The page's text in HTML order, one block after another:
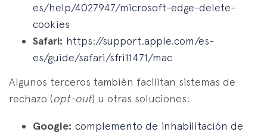
es/help/4027947/microsoft-edge-delete-
cookies
Safari: https://support.apple.com/es-
es/guide/safari/sfri11471/mac
Algunos terceros también facilitan sistemas de
rechazo (opt-out) u otras soluciones:
Google: complemento de inhabilitación de